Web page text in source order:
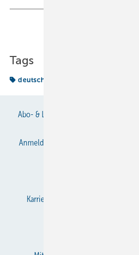
Tags
deutsche
Abo- & Leserservice
Anmelden
Karriere bei Gentner